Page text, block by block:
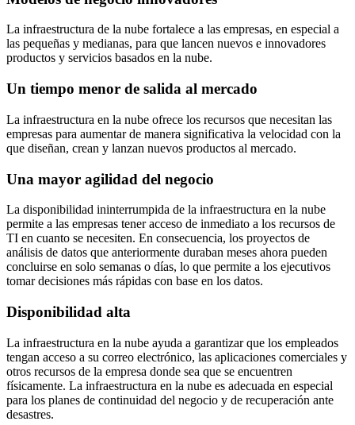
La infraestructura de la nube fortalece a las empresas, en especial a
las pequeñas y medianas, para que lancen nuevos e innovadores
productos y servicios basados en la nube.
Un tiempo menor de salida al mercado
La infraestructura en la nube ofrece los recursos que necesitan las
empresas para aumentar de manera significativa la velocidad con la
que diseñan, crean y lanzan nuevos productos al mercado.
Una mayor agilidad del negocio
La disponibilidad ininterrumpida de la infraestructura en la nube
permite a las empresas tener acceso de inmediato a los recursos de
TI en cuanto se necesiten. En consecuencia, los proyectos de
análisis de datos que anteriormente duraban meses ahora pueden
concluirse en solo semanas o días, lo que permite a los ejecutivos
tomar decisiones más rápidas con base en los datos.
Disponibilidad alta
La infraestructura en la nube ayuda a garantizar que los empleados
tengan acceso a su correo electrónico, las aplicaciones comerciales y
otros recursos de la empresa donde sea que se encuentren
físicamente. La infraestructura en la nube es adecuada en especial
para los planes de continuidad del negocio y de recuperación ante
desastres.